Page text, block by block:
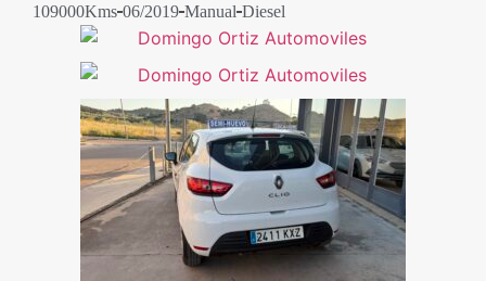
109000Kms 06/2019 Manual Diesel